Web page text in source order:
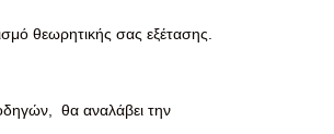
θεωρητικής σας εξέτασης.
θα αναλάβει την